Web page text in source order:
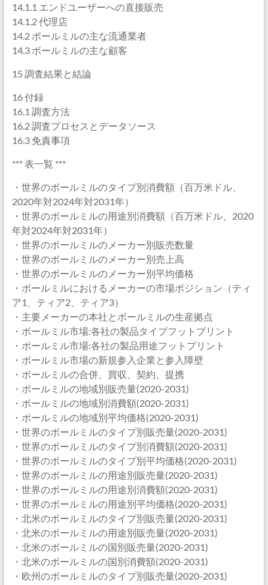
14.1.1 エンドユーザーへの直接販売
14.1.2 代理店
14.2 ボールミルの主な流通業者
14.3 ボールミルの主な顧客
15 調査結果と結論
16 付録
16.1 調査方法
16.2 調査プロセスとデータソース
16.3 免責事項
*** 表一覧 ***
・世界のボールミルのタイプ別消費額（百万米ドル、
2020年対2024年対2031年）
・世界のボールミルの用途別消費額（百万米ドル、2020
年対2024年対2031年）
・世界のボールミルのメーカー別販売数量
・世界のボールミルのメーカー別売上高
・世界のボールミルのメーカー別平均価格
・ボールミルにおけるメーカーの市場ポジション（ティ
ア1、ティア2、ティア3）
・主要メーカーの本社とボールミルの生産拠点
・ボールミル市場:各社の製品タイプフットプリント
・ボールミル市場:各社の製品用途フットプリント
・ボールミル市場の新規参入企業と参入障壁
・ボールミルの合併、買収、契約、提携
・ボールミルの地域別販売量(2020-2031)
・ボールミルの地域別消費額(2020-2031)
・ボールミルの地域別平均価格(2020-2031)
・世界のボールミルのタイプ別販売量(2020-2031)
・世界のボールミルのタイプ別消費額(2020-2031)
・世界のボールミルのタイプ別平均価格(2020-2031)
・世界のボールミルの用途別販売量(2020-2031)
・世界のボールミルの用途別消費額(2020-2031)
・世界のボールミルの用途別平均価格(2020-2031)
・北米のボールミルのタイプ別販売量(2020-2031)
・北米のボールミルの用途別販売量(2020-2031)
・北米のボールミルの国別販売量(2020-2031)
・北米のボールミルの国別消費額(2020-2031)
・欧州のボールミルのタイプ別販売量(2020-2031)